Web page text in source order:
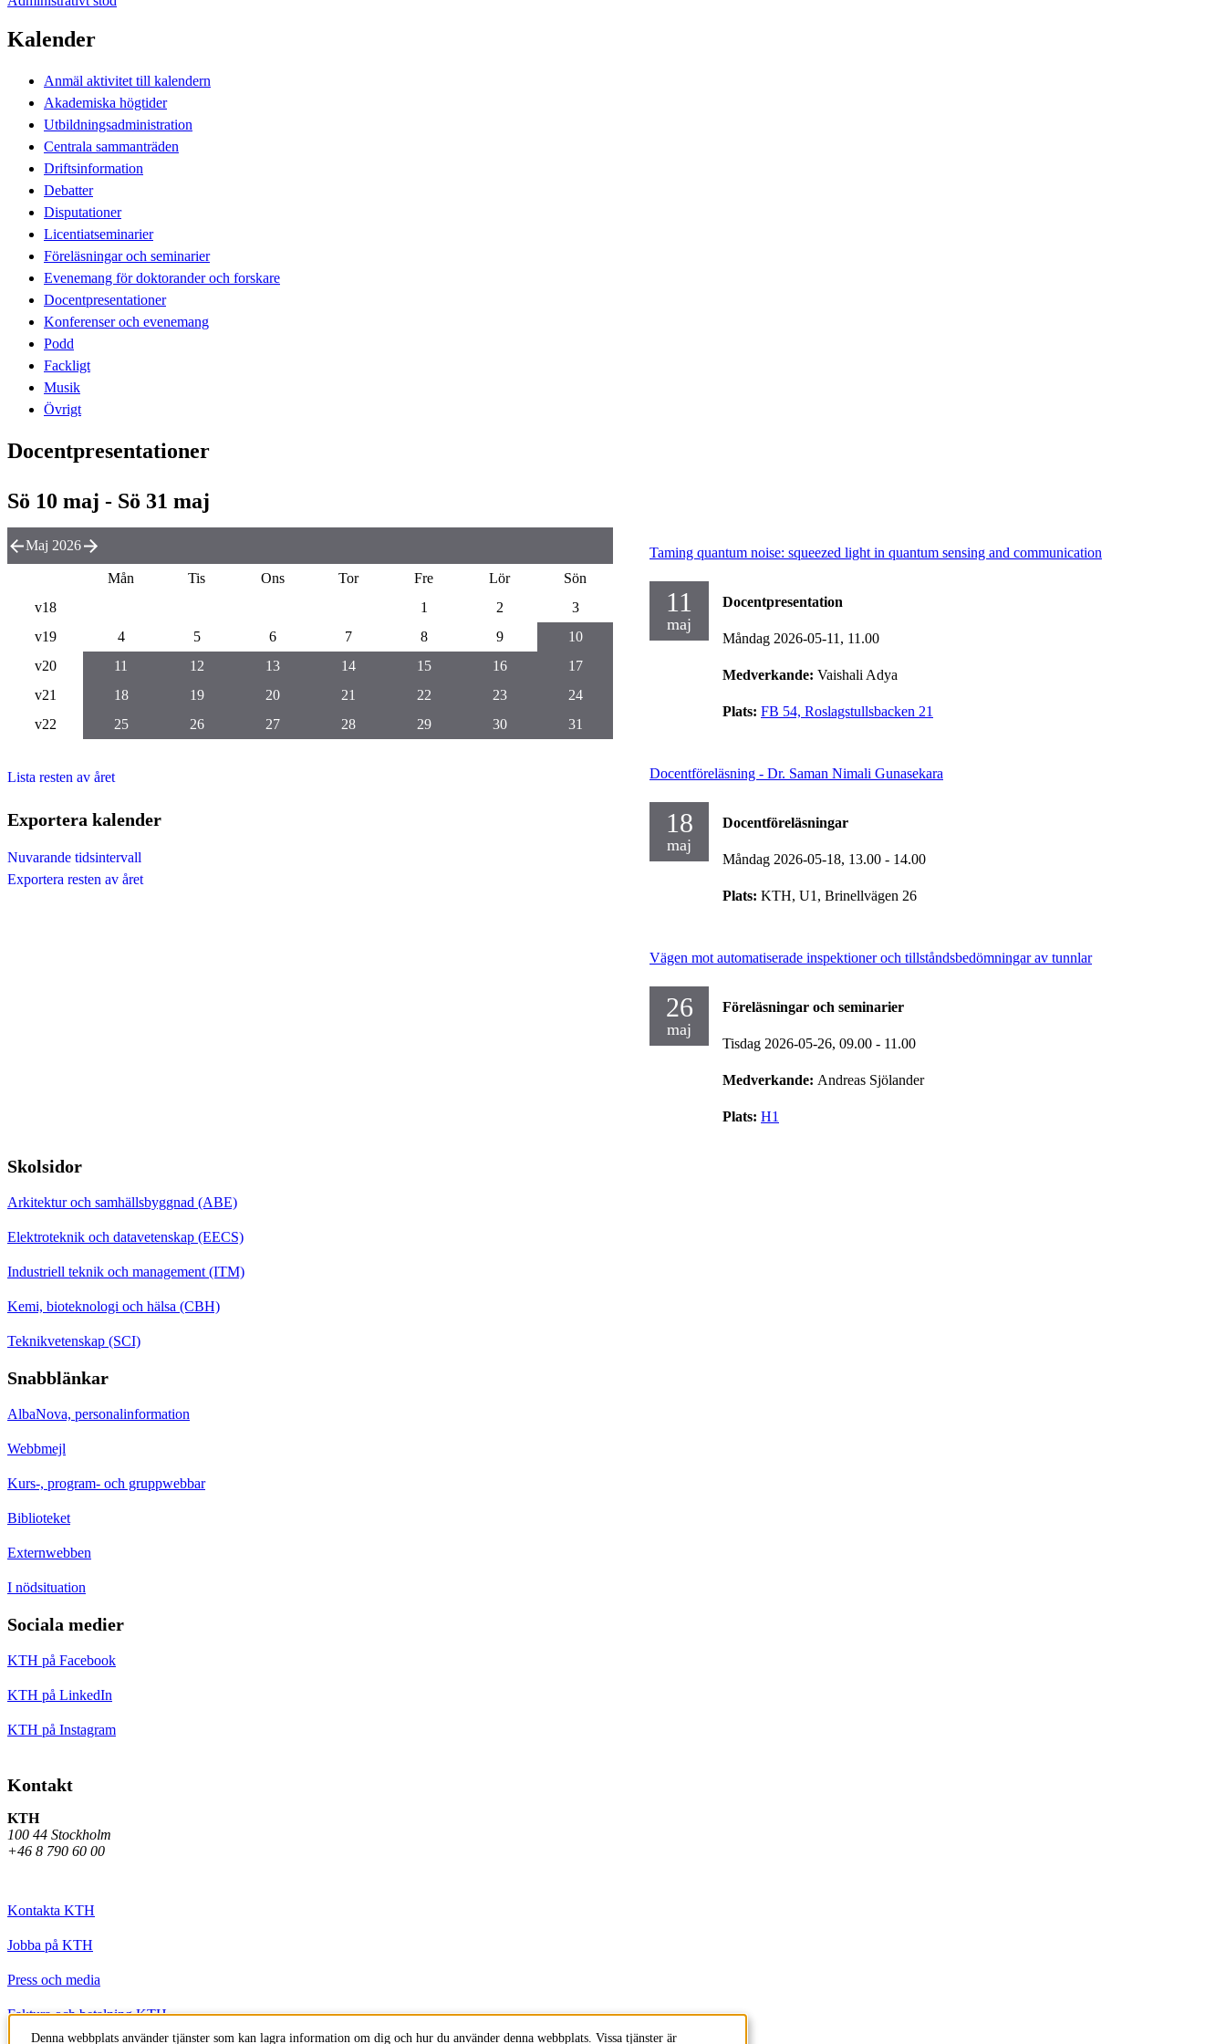
Kalender
Anmäl aktivitet till kalendern
Akademiska högtider
Utbildningsadministration
Centrala sammanträden
Driftsinformation
Debatter
Disputationer
Licentiatseminarier
Föreläsningar och seminarier
Evenemang för doktorander och forskare
Docentpresentationer
Konferenser och evenemang
Podd
Fackligt
Musik
Övrigt
Docentpresentationer
Sö 10 maj - Sö 31 maj
Taming quantum noise: squeezed light in quantum sensing and communication
11
maj
Docentpresentation
Måndag 2026-05-11, 11.00
Medverkande: Vaishali Adya
Plats: FB 54, Roslagstullsbacken 21
Docentföreläsning - Dr. Saman Nimali Gunasekara
18
maj
Docentföreläsningar
Måndag 2026-05-18, 13.00 - 14.00
Plats: KTH, U1, Brinellvägen 26
Vägen mot automatiserade inspektioner och tillståndsbedömningar av tunnlar
26
maj
Föreläsningar och seminarier
Tisdag 2026-05-26, 09.00 - 11.00
Medverkande: Andreas Sjölander
Plats: H1
Maj 2026
Mån Tis Ons Tor Fre Lör
Sön
v18
1 2
3
v19
4 5 6 7 8 9
10
v20
11 12 13 14 15 16
17
v21
18 19 20 21 22 23
24
v22
25 26 27 28 29 30 31
Lista resten av året
Exportera kalender
Nuvarande tidsintervall
Exportera resten av året
Skolsidor
Arkitektur och samhällsbyggnad (ABE)
Elektroteknik och datavetenskap (EECS)
Industriell teknik och management (ITM)
Kemi, bioteknologi och hälsa (CBH)
Teknikvetenskap (SCI)
Snabblänkar
AlbaNova, personalinformation
Webbmejl
Kurs-, program- och gruppwebbar
Biblioteket
Externwebben
I nödsituation
Sociala medier
KTH på Facebook
KTH på LinkedIn
KTH på Instagram
Kontakt
KTH
100 44 Stockholm
+46 8 790 60 00
Kontakta KTH
Jobba på KTH
Press och media
Faktura och betalning KTH
Denna webbplats använder tjänster som kan lagra information om dig och hur du använder denna webbplats. Vissa tjänster är